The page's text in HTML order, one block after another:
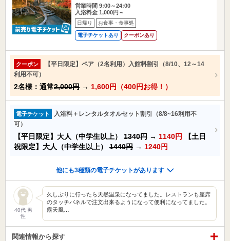
営業時間 9:00～24:00
入浴料金 1,000円～
日帰り お食事・食事処
電子チケットあり クーポンあり
クーポン
【平日限定】ペア（2名利用）入館料割引（8/10、12～14
利用不可）
2名様：通常2,000円 → 1,600円（400円お得！）
電子チケット
入浴料＋レンタルタオルセット割引（8/8~16利用不
可）
【平日限定】大人（中学生以上） 1340円 → 1140円
【土日
祝限定】大人（中学生以上） 1440円 → 1240円
他にも3種類の電子チケットがあります
40代 男
性
久しぶりに行ったら天然温泉になってました。レストランも座席
のタッチパネルで注文出来るようになって便利になってました。
露天風…
関連情報から探す